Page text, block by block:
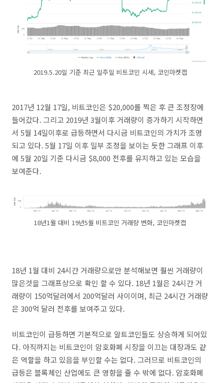
2019.5.20일 기준 최근 일주일 비트코인 시세, 코인마켓캡
2017년 12월 17일, 비트코인은 $20,000를 찍은 후 큰 조정장에
들어갔다. 그리고 2019년 3월이후 거래량이 증가하기 시작하면
서 5월 14일이후로 급등하면서 다시금 비트코인의 가치가 조명
되고 있다. 5월 17일 이후 일부 조정을 보이는 듯한 그래프 이후
에 5월 20일 기준 다시금 $8,000 전후를 유지하고 있는 모습을
보여준다.
18년1월 대비 19년5월 비트코인 거래량 변화, 코인마켓캡
18년 1월 대비 24시간 거래량으로만 분석해보면 훨씬 거래량이
많은것을 그래프상으로 확인 할 수 있다. 18년 1월은 24시간 거
래량이 150억달러에서 200억달러 사이이며, 최근 24시간 거래량
은 300억 달러 전후를 보여주고 있다.
비트코인이 급등하면 기본적으로 알트코인들도 상승하게 되어있
다. 아직까지는 비트코인이 암호화폐 시장을 이끄는 대장과도 같
은 역할을 하고 있음을 부인할 수는 없다. 그러므로 비트코인의
급등은 블록체인 산업에도 큰 영향을 줄 수 밖에 없다. 암호화폐